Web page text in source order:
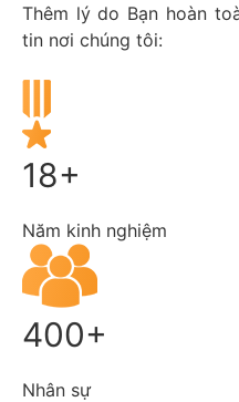
Thêm lý do Bạn hoàn
tin nơi chúng tôi:
18+
Năm kinh nghiệm
400+
Nhân sự